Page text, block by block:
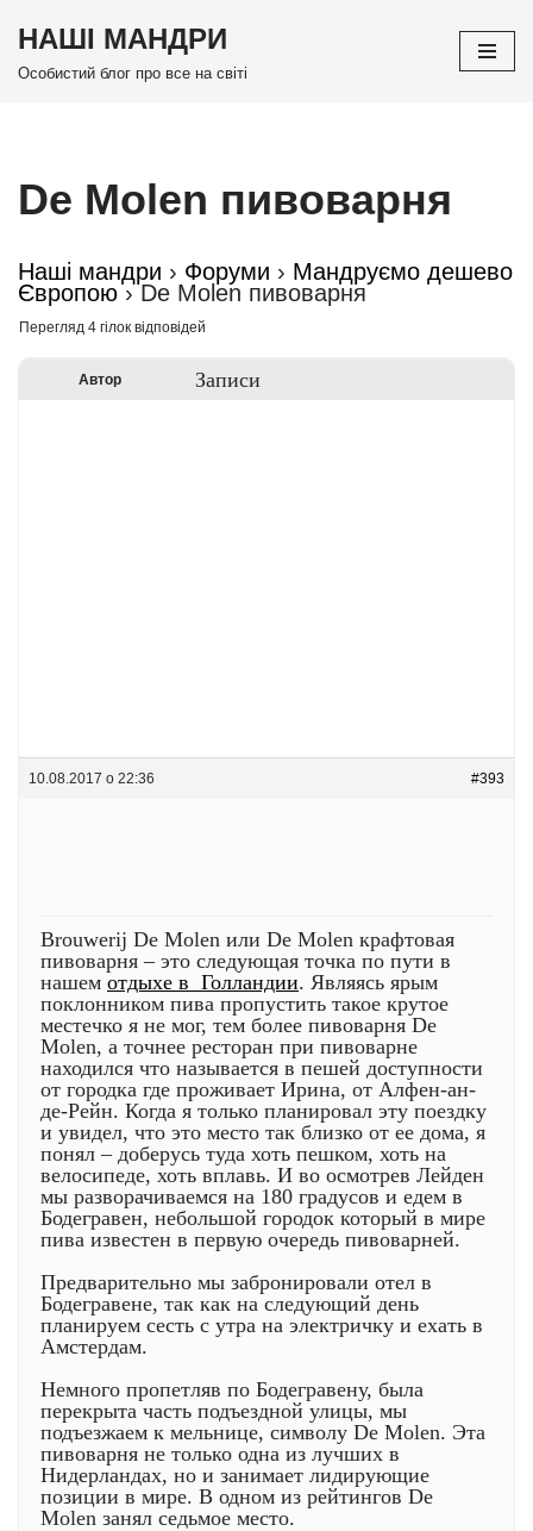
Перейти
НАШІ МАНДРИ
Особистий блог про все на світі
De Molen пивоварня
Наші мандри › Форуми › Мандруємо дешево
Європою › De Molen пивоварня
Перегляд 4 гілок відповідей
Автор Записи
10.08.2017 о 22:36 #393
Brouwerij De Molen или De Molen крафтовая
пивоварня – это следующая точка по пути в
нашем отдыхе в Голландии. Являясь ярым
поклонником пива пропустить такое крутое
местечко я не мог, тем более пивоварня De
Molen, а точнее ресторан при пивоварне
находился что называется в пешей доступности
от городка где проживает Ирина, от Алфен-ан-
де-Рейн. Когда я только планировал эту поездку
и увидел, что это место так близко от ее дома, я
понял – доберусь туда хоть пешком, хоть на
велосипеде, хоть вплавь. И во осмотрев Лейден
мы разворачиваемся на 180 градусов и едем в
Бодегравен, небольшой городок который в мире
пива известен в первую очередь пивоварней.
Предварительно мы забронировали отел в
Бодегравене, так как на следующий день
планируем сесть с утра на электричку и ехать в
Амстердам.
Немного пропетляв по Бодегравену, была
перекрыта часть подъездной улицы, мы
подъезжаем к мельнице, символу De Molen. Эта
пивоварня не только одна из лучших в
Нидерландах, но и занимает лидирующие
позиции в мире. В одном из рейтингов De
Molen занял седьмое место.